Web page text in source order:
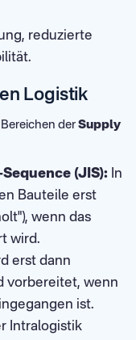
reduzierte
Logistik
der Supply
(JIS): In
Bauteile erst
wenn das
wird.
erst dann
vorbereitet, wenn
ist.
Intralogistik